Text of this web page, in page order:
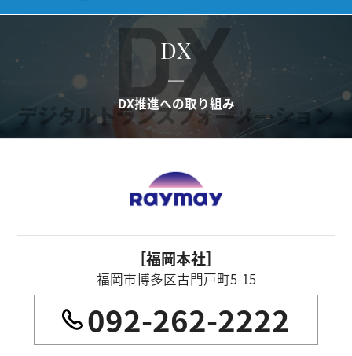
DX
DX推進への取り組み
［福岡本社］
福岡市博多区古門戸町5-15
092-262-2222